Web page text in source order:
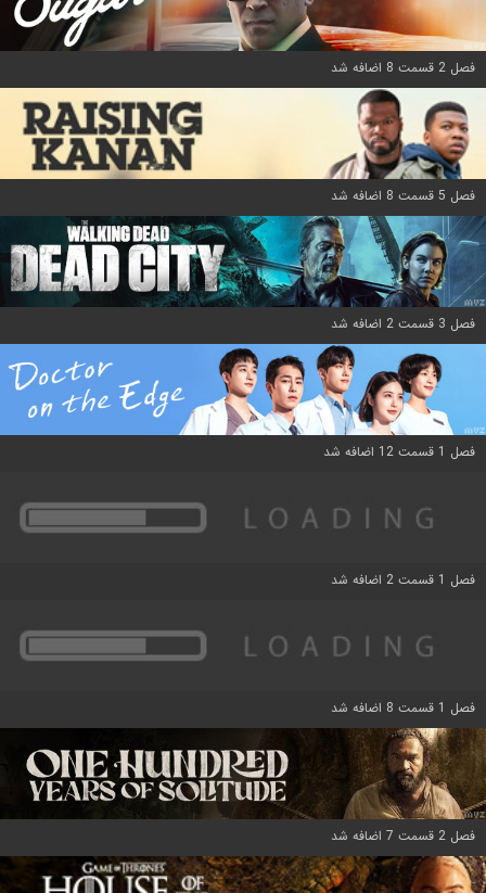
فصل 2 قسمت 8 اضافه شد
فصل 5 قسمت 8 اضافه شد
فصل 3 قسمت 2 اضافه شد
فصل 1 قسمت 12 اضافه شد
فصل 1 قسمت 2 اضافه شد
فصل 1 قسمت 8 اضافه شد
فصل 2 قسمت 7 اضافه شد